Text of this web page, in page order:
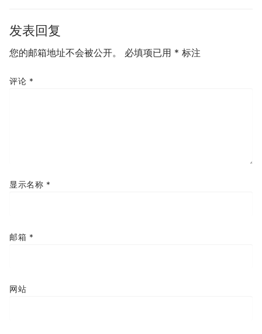
发表回复
您的邮箱地址不会被公开。 必填项已用 * 标注
评论 *
显示名称 *
邮箱 *
网站